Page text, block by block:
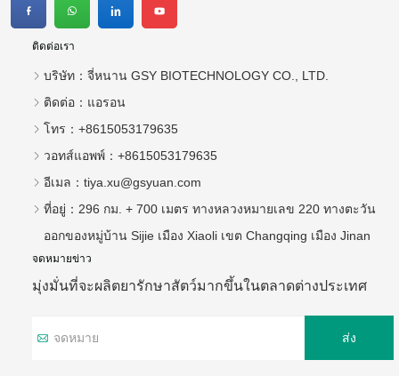
ติดต่อเรา
บริษัท： จี่หนาน GSY BIOTECHNOLOGY CO., LTD.
ติดต่อ： แอรอน
โทร： +8615053179635
วอทส์แอพพ์： +8615053179635
อีเมล： tiya.xu@gsyuan.com
ที่อยู่： 296 กม. + 700 เมตร ทางหลวงหมายเลข 220 ทางตะวัน
ออกของหมู่บ้าน Sijie เมือง Xiaoli เขต Changqing เมือง Jinan
จดหมายข่าว
มุ่งมั่นที่จะผลิตยารักษาสัตว์มากขึ้นในตลาดต่างประเทศ
ส่ง